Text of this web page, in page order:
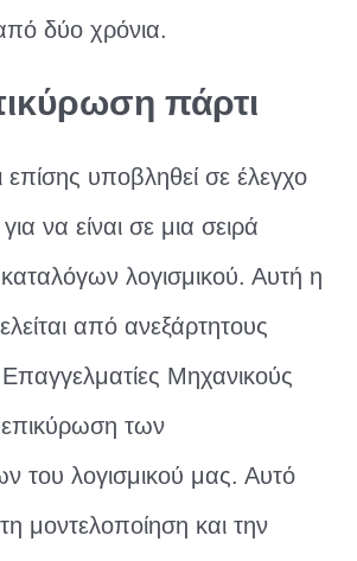
δύο χρόνια.
πάρτι
επίσης υποβληθεί σε έλεγχο
να είναι σε μια σειρά
λογισμικού. Αυτή η
από ανεξάρτητους
Επαγγελματίες Μηχανικούς
των
του λογισμικού μας. Αυτό
μοντελοποίηση και την